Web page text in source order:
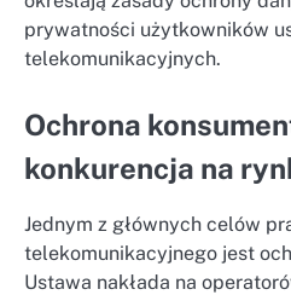
prywatności użytkowników
telekomunikacyjnych.
Ochrona
konkurencja na
Jednym z głównych celów
telekomunikacyjnego jest
Ustawa nakłada na